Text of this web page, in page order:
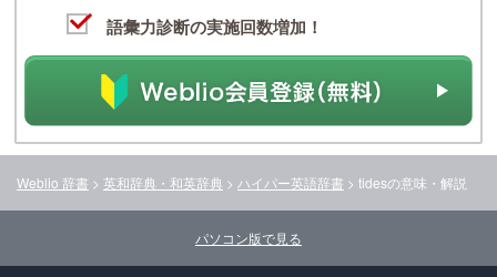
語彙力診断の実施回数増加！
Weblio 辞書 > 英和辞典・和英辞典 > ハイパー英語辞書 > tidesの意味・解説
パソコン版で見る